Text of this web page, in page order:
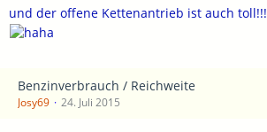
und der offene Kettenantrieb ist auch toll!!!
Benzinverbrauch / Reichweite
Josy69 24. Juli 2015